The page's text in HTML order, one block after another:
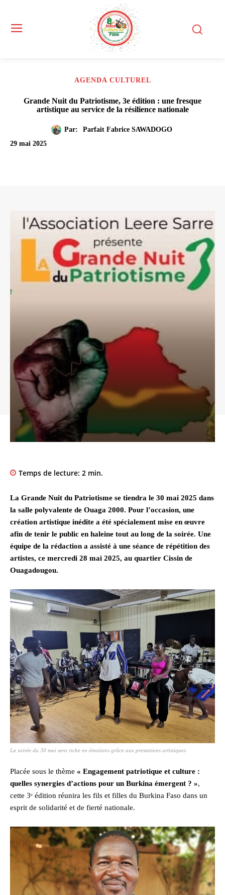
AGENDA CULTUREL
Grande Nuit du Patriotisme, 3e édition : une fresque
artistique au service de la résilience nationale
Par:
Parfait Fabrice SAWADOGO
29 mai 2025
Temps de lecture: 2 min.
La Grande Nuit du Patriotisme se tiendra le 30 mai 2025 dans
la salle polyvalente de Ouaga 2000. Pour l’occasion, une
création artistique inédite a été spécialement mise en œuvre
afin de tenir le public en haleine tout au long de la soirée. Une
équipe de la rédaction a assisté à une séance de répétition des
artistes, ce mercredi 28 mai 2025, au quartier Cissin de
Ouagadougou.
La soirée du 30 mai sera riche en émotions grâce aux prestations artistiques
Placée sous le thème « Engagement patriotique et culture :
quelles synergies d’actions pour un Burkina émergent ? »,
cette 3ᵉ édition réunira les fils et filles du Burkina Faso dans un
esprit de solidarité et de fierté nationale.